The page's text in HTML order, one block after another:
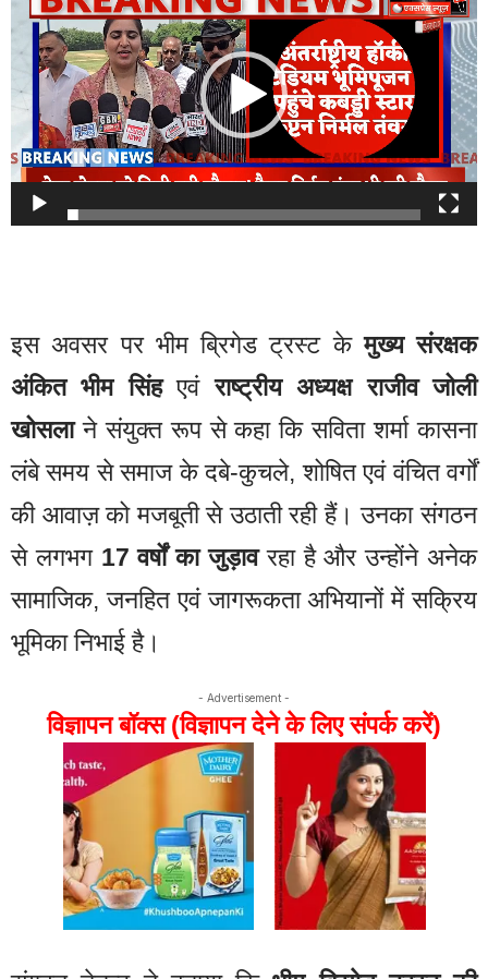
Player
इस अवसर पर भीम ब्रिगेड ट्रस्ट केमुख्य संरक्षक
अंकित भीम सिंहएवंराष्ट्रीय अध्यक्ष राजीव जोली
खोसलाने संयुक्त रूप से कहा कि सविता शर्मा कासना
लंबे समय से समाज के दबे-कुचले, शोषित एवं वंचित वर्गों
की आवाज़ को मजबूती से उठाती रही हैं। उनका संगठन
से लगभग 17 वर्षों का जुड़ावरहा है और उन्होंने अनेक
सामाजिक, जनहित एवं जागरूकता अभियानों में सक्रिय
भूमिका निभाई है।
- Advertisement -
विज्ञापन बॉक्स (विज्ञापन देने के लिए संपर्क करें)